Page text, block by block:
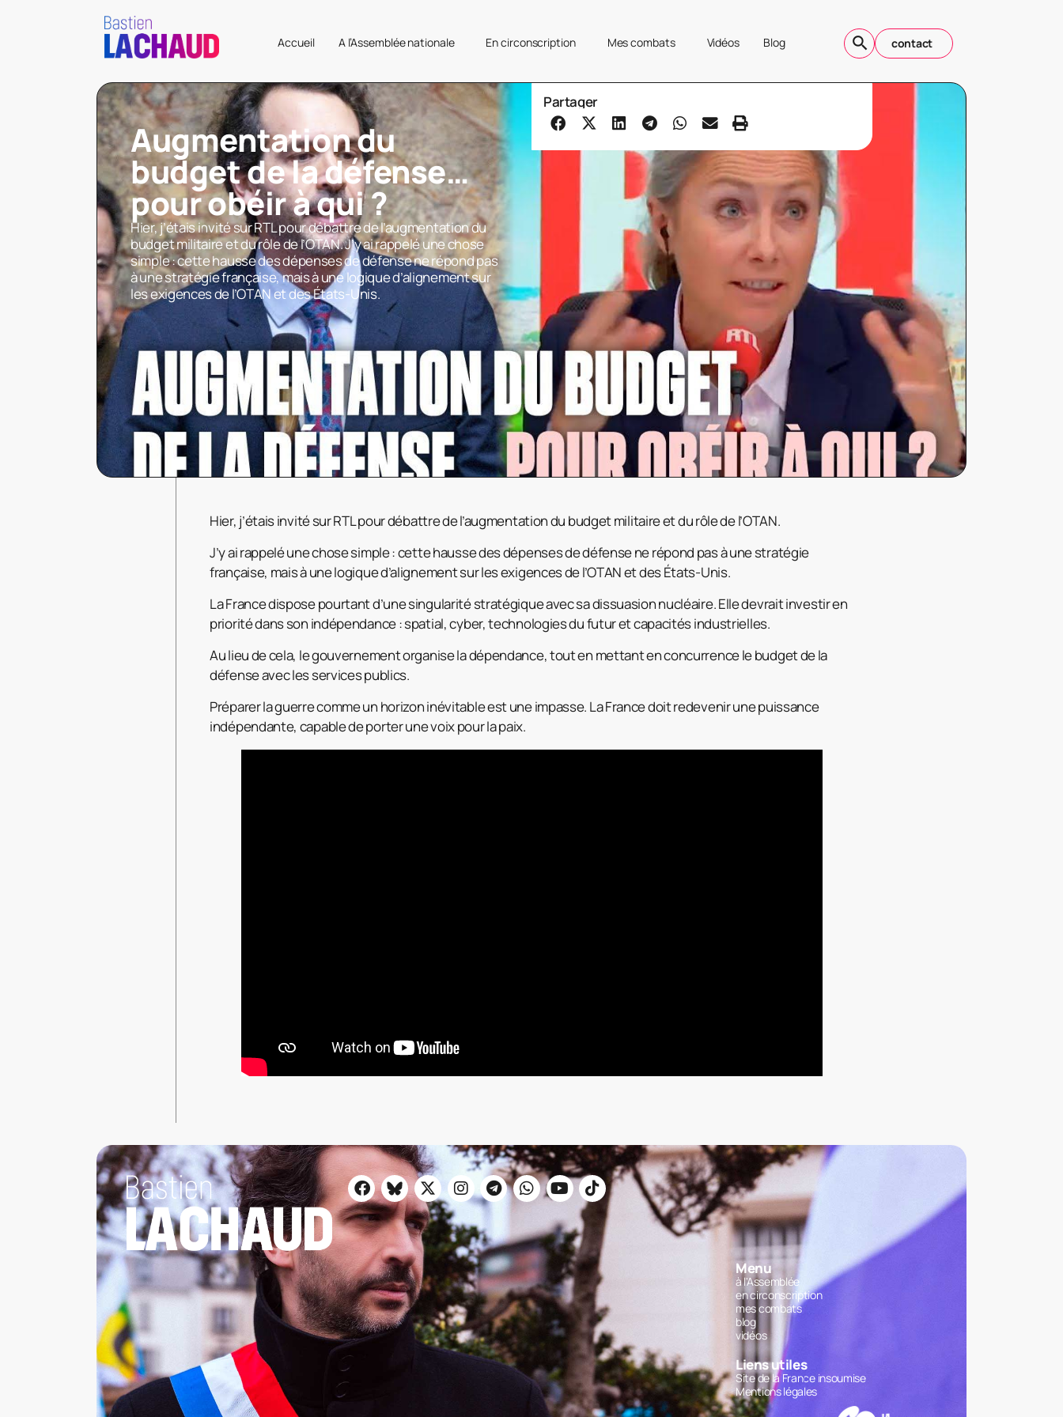
Accueil A l’Assemblée nationale En circonscription Mes combats Vidéos Blog contact
Augmentation du
budget de la défense…
pour obéir à qui ?
Hier, j’étais invité sur RTL pour débattre de l’augmentation du
budget militaire et du rôle de l’OTAN. J’y ai rappelé une chose
simple : cette hausse des dépenses de défense ne répond pas
à une stratégie française, mais à une logique d’alignement sur
les exigences de l’OTAN et des États-Unis.
Partager
Hier, j’étais invité sur RTL pour débattre de l’augmentation du budget militaire et du rôle de l’OTAN.
J’y ai rappelé une chose simple : cette hausse des dépenses de défense ne répond pas à une stratégie
française, mais à une logique d’alignement sur les exigences de l’OTAN et des États-Unis.
La France dispose pourtant d’une singularité stratégique avec sa dissuasion nucléaire. Elle devrait investir en
priorité dans son indépendance : spatial, cyber, technologies du futur et capacités industrielles.
Au lieu de cela, le gouvernement organise la dépendance, tout en mettant en concurrence le budget de la
défense avec les services publics.
Préparer la guerre comme un horizon inévitable est une impasse. La France doit redevenir une puissance
indépendante, capable de porter une voix pour la paix.
Menu
à l'Assemblée
en circonscription
mes combats
blog
vidéos
Liens utiles
Site de la France insoumise
Mentions légales